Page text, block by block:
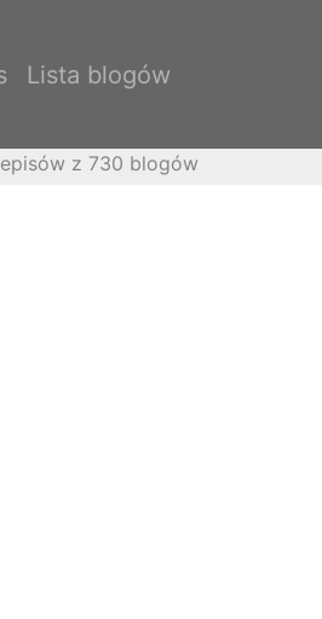
Lista blogów
z 730 blogów